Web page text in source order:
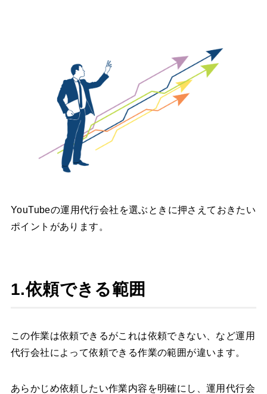
YouTubeの運用代行会社を選ぶときに押さえておきたい
ポイントがあります。
1.依頼できる範囲
この作業は依頼できるがこれは依頼できない、など運用
代行会社によって依頼できる作業の範囲が違います。
あらかじめ依頼したい作業内容を明確にし、運用代行会